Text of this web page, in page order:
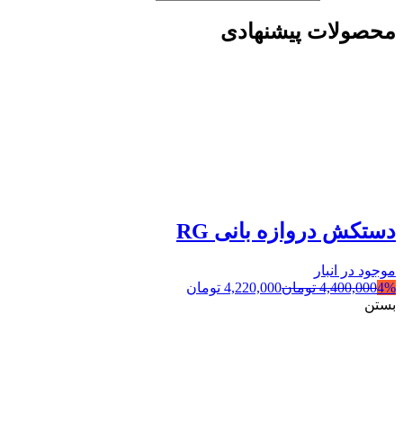
محصولات پیشنهادی
دستکش دروازه بانی RG
موجود در انبار
4%
4,400,000 تومان4,220,000 تومان
بستن